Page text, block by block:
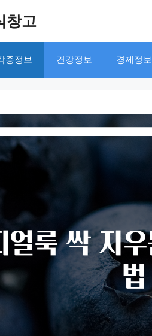
창고
종정보 건강정보 경제정보